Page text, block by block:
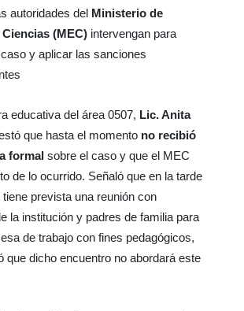
autoridades del Ministerio de
(MEC) intervengan para
y aplicar las sanciones
educativa del área 0507, Lic. Anita
que hasta el momento no recibió
formal sobre el caso y que el MEC
de lo ocurrido. Señaló que en la tarde
prevista una reunión con
la institución y padres de familia para
de trabajo con fines pedagógicos,
que dicho encuentro no abordará este